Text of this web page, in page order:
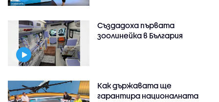
Създадоха първата
зоолинейка в България
Как държавата ще
гарантира националната